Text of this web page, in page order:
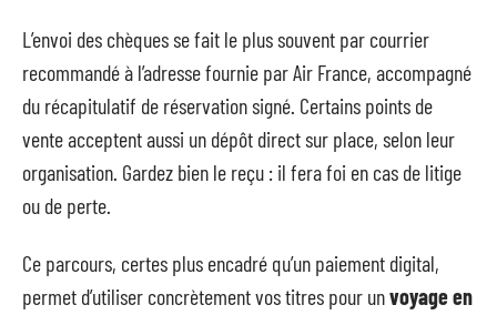
L’envoi des chèques se fait le plus souvent par courrier
recommandé à l’adresse fournie par Air France, accompagné
du récapitulatif de réservation signé. Certains points de
vente acceptent aussi un dépôt direct sur place, selon leur
organisation. Gardez bien le reçu : il fera foi en cas de litige
ou de perte.
Ce parcours, certes plus encadré qu’un paiement digital,
permet d’utiliser concrètement vos titres pour unvoyage en